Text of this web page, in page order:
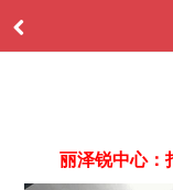
丽泽锐中心：